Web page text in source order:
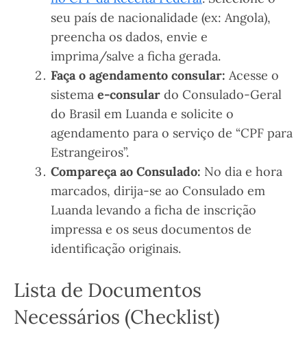
seu país de nacionalidade (ex: Angola),
preencha os dados, envie e
imprima/salve a ficha gerada.
Faça o agendamento consular: Acesse o
sistema e-consular do Consulado-Geral
do Brasil em Luanda e solicite o
agendamento para o serviço de “CPF para
Estrangeiros”.
Compareça ao Consulado: No dia e hora
marcados, dirija-se ao Consulado em
Luanda levando a ficha de inscrição
impressa e os seus documentos de
identificação originais.
Lista de Documentos
Necessários (Checklist)